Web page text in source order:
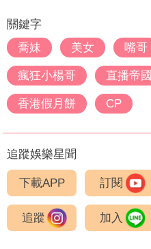
關鍵字
喬妹
美女 嘴哥
瘋狂小楊哥 直播帝國
香港假月餅 CP
追蹤娛樂星聞
下載APP 訂閱
追蹤 加入